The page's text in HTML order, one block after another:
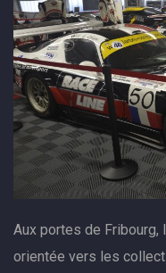
Aux portes de Fribourg,
orientée vers les